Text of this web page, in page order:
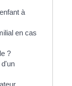
à
en cas
?